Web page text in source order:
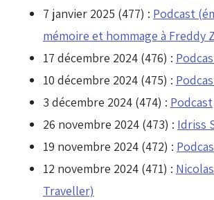
7 janvier 2025 (477) : Podcast
mémoire et hommage à Freddy
17 décembre 2024 (476) :
10 décembre 2024 (475) :
3 décembre 2024 (474) : Podcast
26 novembre 2024 (473) : Idriss
19 novembre 2024 (472) :
12 novembre 2024 (471) :
Traveller)